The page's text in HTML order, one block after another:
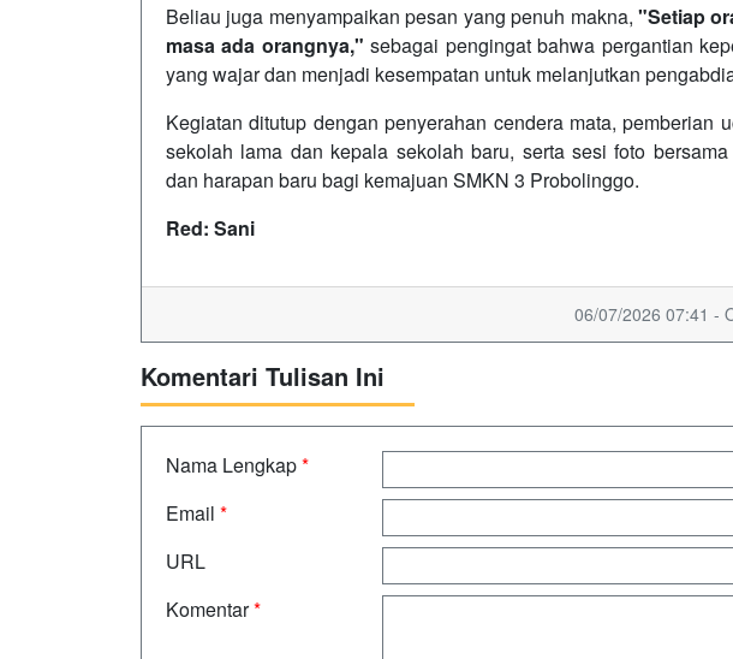
Beliau juga menyampaikan pesan yang penuh makna, "Setiap
masa ada orangnya," sebagai pengingat bahwa pergantian
yang wajar dan menjadi kesempatan untuk melanjutkan
Kegiatan ditutup dengan penyerahan cendera mata, pemberian
sekolah lama dan kepala sekolah baru, serta sesi foto
dan harapan baru bagi kemajuan SMKN 3 Probolinggo.
Red: Sani
06/07/2026 07:41 -
Komentari Tulisan Ini
Nama Lengkap*
Email *
URL
Komentar*